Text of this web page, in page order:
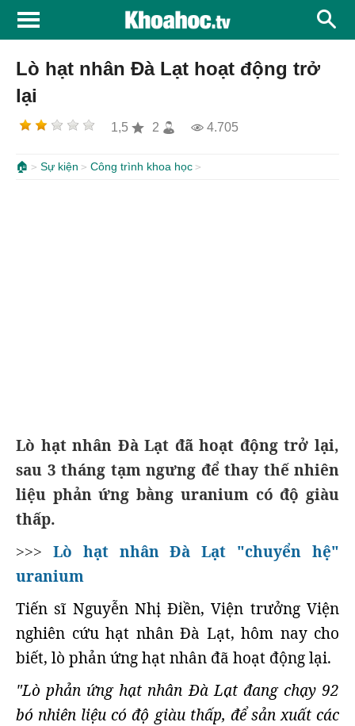
Lò hạt nhân Đà Lạt hoạt động trở
lại
1,5 2 4.705
🏠 Sự kiện Công trình khoa học
Lò hạt nhân Đà Lạt đã hoạt động trở lại,
sau 3 tháng tạm ngưng để thay thế nhiên
liệu phản ứng bằng uranium có độ giàu
thấp.
>>>
Lò hạt nhân Đà Lạt "chuyển hệ"
uranium
Tiến sĩ Nguyễn Nhị Điền, Viện trưởng Viện
nghiên cứu hạt nhân Đà Lạt, hôm nay cho
biết, lò phản ứng hạt nhân đã hoạt động lại.
"Lò phản ứng hạt nhân Đà Lạt đang chạy 92
bó nhiên liệu có độ giàu thấp, để sản xuất các